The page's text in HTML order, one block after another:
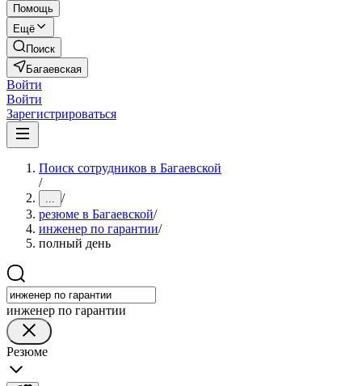
Помощь
Ещё
Поиск
Багаевская
Войти
Войти
Зарегистрироваться
Поиск сотрудников в Багаевской
/
... /
резюме в Багаевской/
инженер по гарантии/
полный день
инженер по гарантии
Резюме